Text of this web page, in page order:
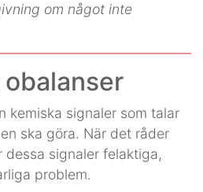
om något inte
kemiska signaler som talar
ska göra. När det råder
dessa signaler felaktiga,
problem.